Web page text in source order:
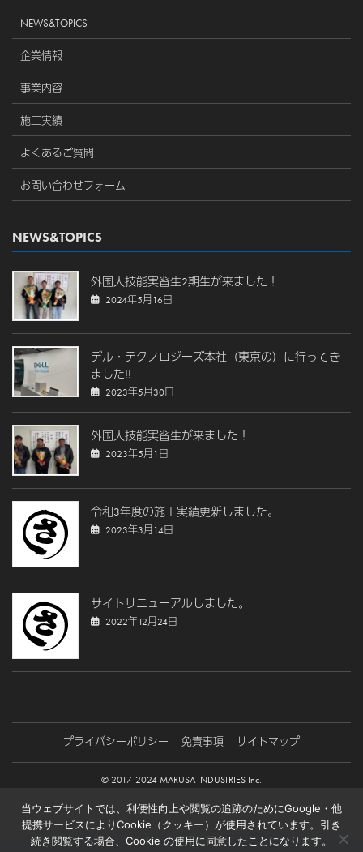
NEWS&TOPICS
企業情報
事業内容
施工実績
よくあるご質問
お問い合わせフォーム
NEWS&TOPICS
外国人技能実習生2期生が来ました！
2024年5月16日
デル・テクノロジーズ本社（東京の）に行ってき
ました!!
2023年5月30日
外国人技能実習生が来ました！
2023年5月1日
令和3年度の施工実績更新しました。
2023年3月14日
サイトリニューアルしました。
2022年12月24日
プライバシーポリシー 免責事項 サイトマップ
© 2017-2024 MARUSA INDUSTRIES Inc.
当ウェブサイトでは、利便性向上や閲覧の追跡のためにGoogle・他
提携サービスによりCookie（クッキー）が使用されています。引き
続き閲覧する場合、Cookie の使用に同意したことになります。